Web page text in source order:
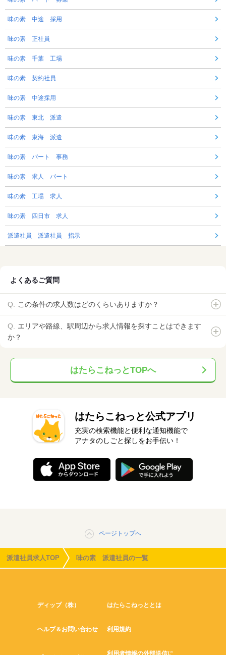
味の素 中途 採用
味の素 正社員
味の素 千葉 工場
味の素 契約社員
味の素 中途採用
味の素 東北 派遣
味の素 東海 派遣
味の素 パート 事務
味の素 求人 パート
味の素 工場 求人
味の素 四日市 求人
派遣社員 派遣社員 指示
よくあるご質問
この条件の求人数はどのくらいありますか？
エリアや路線、駅周辺から求人情報を探すことはできます
か？
はたらこねっとTOPへ
はたらこねっと公式アプリ
充実の検索機能と便利な通知機能で
アナタのしごと探しをお手伝い！
ページトップへ
派遣社員求人TOP 味の素 派遣社員の一覧
ディップ（株） はたらこねっととは
ヘルプ＆お問い合わせ 利用規約